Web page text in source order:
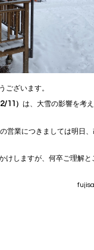
ございます。
2/11 ） は、大雪の影響を考
の営業につきましては明日
けしますが、何卒ご理解
河口湖